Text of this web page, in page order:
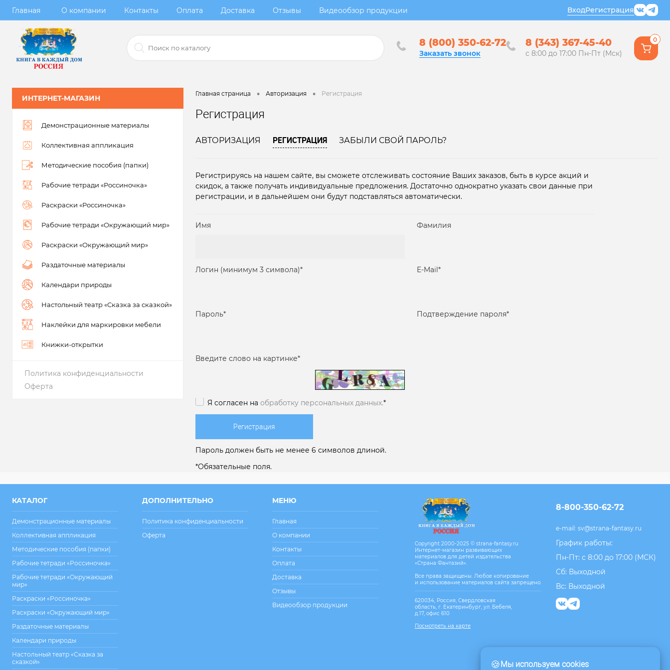
Главная О компании Контакты Оплата Доставка Отзывы Видеообзор продукции ВходРегистрация
8 (800) 350-62-72
Заказать звонок
8 (343) 367-45-40
с 8:00 до 17:00 Пн-Пт (Мск)
0
ИНТЕРНЕТ-МАГАЗИН
Демонстрационные материалы
Коллективная аппликация
Методические пособия (папки)
Рабочие тетради «Россиночка»
Раскраски «Россиночка»
Рабочие тетради «Окружающий мир»
Раскраски «Окружающий мир»
Раздаточные материалы
Календари природы
Настольный театр «Сказка за сказкой»
Наклейки для маркировки мебели
Книжки-открытки
Политика конфиденциальности
Оферта
Главная страница • Авторизация • Регистрация
Регистрация
АВТОРИЗАЦИЯ РЕГИСТРАЦИЯ ЗАБЫЛИ СВОЙ ПАРОЛЬ?
Регистрируясь на нашем сайте, вы сможете отслеживать состояние Ваших заказов, быть в курсе акций и
скидок, а также получать индивидуальные предложения. Достаточно однократно указать свои данные при
регистрации, и в дальнейшем они будут подставляться автоматически.
Имя Фамилия
Логин (минимум 3 символа)* E-Mail*
Пароль* Подтверждение пароля*
Введите слово на картинке*
Я согласен на обработку персональных данных.*
Пароль должен быть не менее 6 символов длиной.
*Обязательные поля.
КАТАЛОГ
Демонстрационные материалы
Коллективная аппликация
Методические пособия (папки)
Рабочие тетради «Россиночка»
Рабочие тетради «Окружающий
мир»
Раскраски «Россиночка»
Раскраски «Окружающий мир»
Раздаточные материалы
Календари природы
Настольный театр «Сказка за
сказкой»
ДОПОЛНИТЕЛЬНО
Политика конфиденциальности
Оферта
МЕНЮ
Главная
О компании
Контакты
Оплата
Доставка
Отзывы
Видеообзор продукции
Copyright 2000-2025 © strana-fantasy.ru
Интернет-магазин развивающих
материалов для детей издательства
«Страна Фантазий».
Все права защищены. Любое копирование
и использование материалов сайта запрещено.
620034, Россия, Свердловская
область, г. Екатеринбург, ул. Бебеля,
д.17, офис 610
Посмотреть на карте
🍪Мы используем cookies
8-800-350-62-72
e-mail: sv@strana-fantasy.ru
График работы:
Пн-Пт: с 8:00 до 17:00 (МСК)
Сб: Выходной
Вс: Выходной